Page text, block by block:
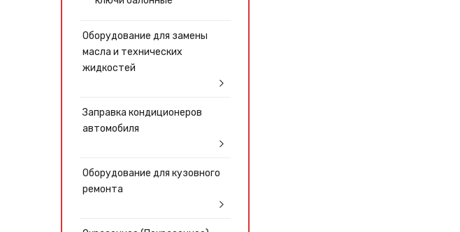
Оборудование для замены
масла и технических
жидкостей
Заправка кондиционеров
автомобиля
Оборудование для кузовного
ремонта